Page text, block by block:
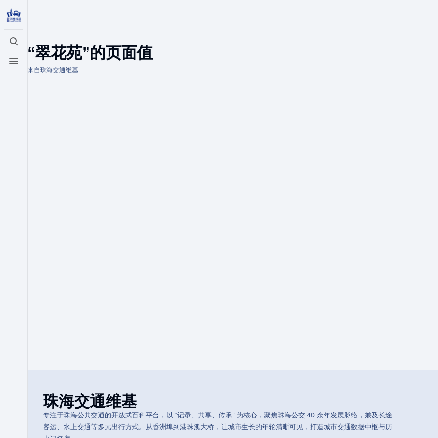
打开/关闭搜索
打开/关闭菜单
“翠花苑”的页面值
来自珠海交通维基
珠海交通维基
专注于珠海公共交通的开放式百科平台，以 “记录、共享、传承” 为核心，聚焦珠海公交 40 余年发展脉络，兼及长途
客运、水上交通等多元出行方式。从香洲埠到港珠澳大桥，让城市生长的年轮清晰可见，打造城市交通数据中枢与历